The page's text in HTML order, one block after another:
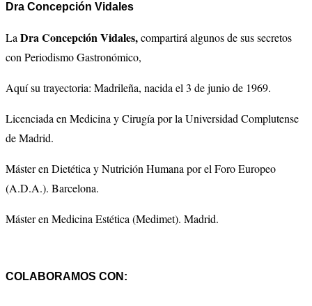
Dra Concepción Vidales
LaDra Concepción Vidales,compartirá algunos de sus secretos
con Periodismo Gastronómico,
Aquí su trayectoria: Madrileña, nacida el 3 de junio de 1969.
Licenciada en Medicina y Cirugía por la Universidad Complutense
de Madrid.
Máster en Dietética y Nutrición Humana por el Foro Europeo
(A.D.A.). Barcelona.
Máster en Medicina Estética (Medimet). Madrid.
COLABORAMOS CON: